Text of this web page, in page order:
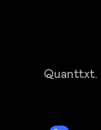
Quanttxt.